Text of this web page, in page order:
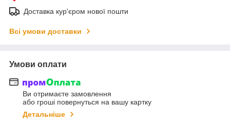
Доставка кур'єром нової пошти
Всі умови доставки
Умови оплати
Ви отримаєте замовлення
або гроші повернуться на вашу картку
Детальніше